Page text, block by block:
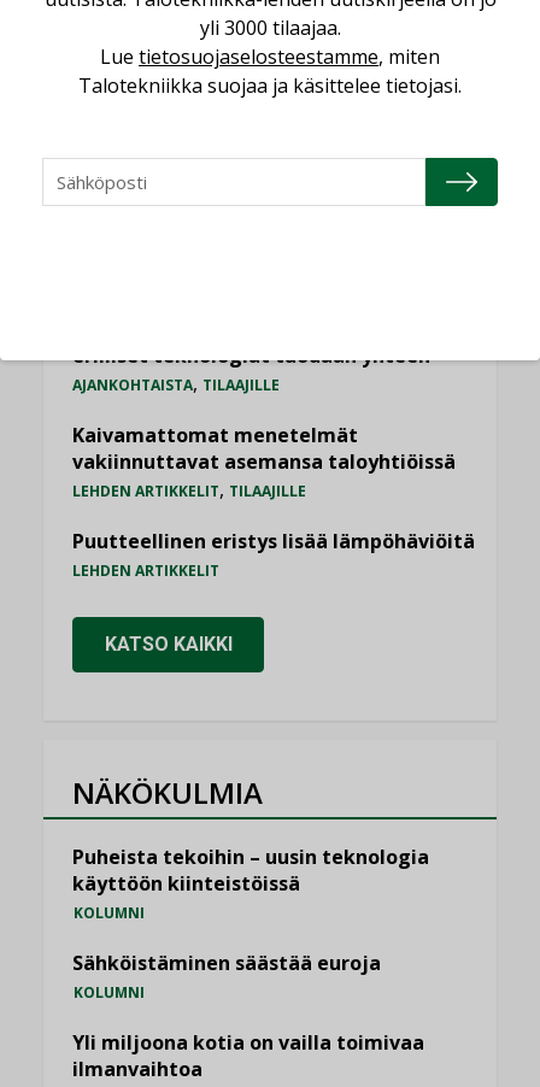
Datakeskusurakointi on tekniikkalaji
LEHDEN ARTIKKELIT
”Asiakkaat hakevat kumppaneita, jotka
yhdistävät useita teknisiä osaamisalueita
erilliset teknologiat tuodaan yhteen”
AJANKOHTAISTA, TILAAJILLE
Kaivamattomat menetelmät
vakiinnuttavat asemansa taloyhtiöissä
LEHDEN ARTIKKELIT, TILAAJILLE
Puutteellinen eristys lisää lämpöhäviöitä
LEHDEN ARTIKKELIT
KATSO KAIKKI
NÄKÖKULMIA
Puheista tekoihin – uusin teknologia
käyttöön kiinteistöissä
KOLUMNI
Sähköistäminen säästää euroja
KOLUMNI
Yli miljoona kotia on vailla toimivaa
ilmanvaihtoa
yli 3000 tilaajaa.
Lue tietosuojaselosteestamme, miten
Talotekniikka suojaa ja käsittelee tietojasi.